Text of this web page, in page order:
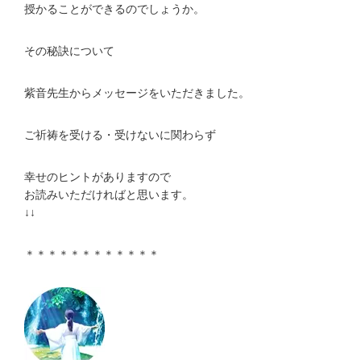
授かることができるのでしょうか。
その秘訣について
紫音先生からメッセージをいただきました。
ご祈祷を受ける・受けないに関わらず
幸せのヒントがありますので
お読みいただければと思います。
↓↓
＊＊＊＊＊＊＊＊＊＊＊＊